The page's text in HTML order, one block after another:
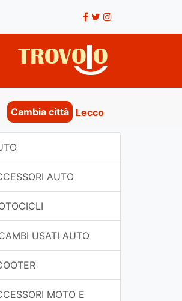
Cambia città Lecco
AUTO
USATI AUTO
MOTO E